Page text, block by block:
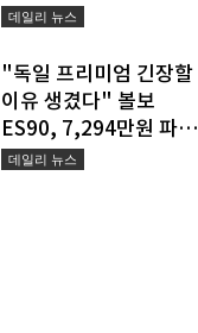
데일리 뉴스
데일리 뉴스
"독일 프리미엄 긴장할
이유 생겼다" 볼보
ES90, 7,294만원 파격
승부수 던졌다